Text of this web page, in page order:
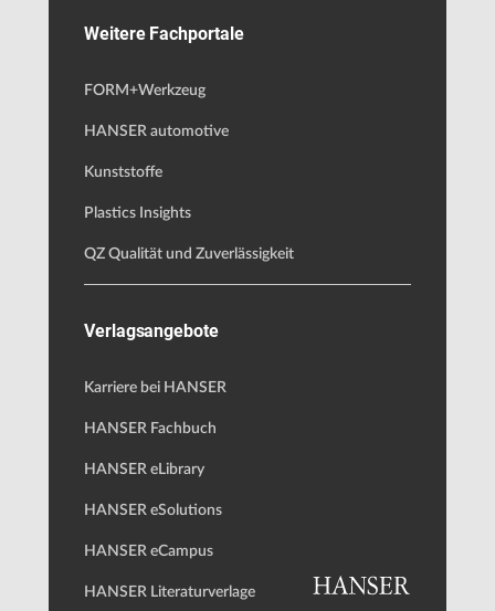
Weitere Fachportale
FORM+Werkzeug
HANSER automotive
Kunststoffe
Plastics Insights
QZ Qualität und Zuverlässigkeit
Verlagsangebote
Karriere bei HANSER
HANSER Fachbuch
HANSER eLibrary
HANSER eSolutions
HANSER eCampus
HANSER Literaturverlage